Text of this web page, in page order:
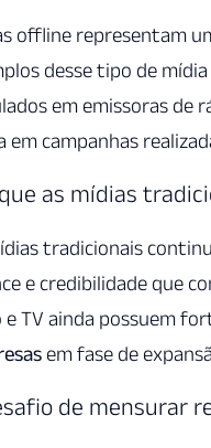
offline representam
desse tipo de
em emissoras de
em campanhas
as mídias
tradicionais
e credibilidade que
e TV ainda possuem
em fase de
de mensurar